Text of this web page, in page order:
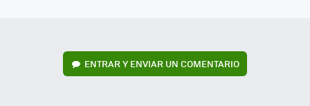
ENTRAR Y ENVIAR UN COMENTARIO